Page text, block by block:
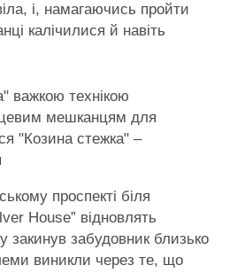
і, намагаючись пройти
калічилися й навіть
важкою технікою
мешканцям для
"Козина стежка" –
проспекті біля
House” відновлять
закинув забудовник близько
виникли через те, що